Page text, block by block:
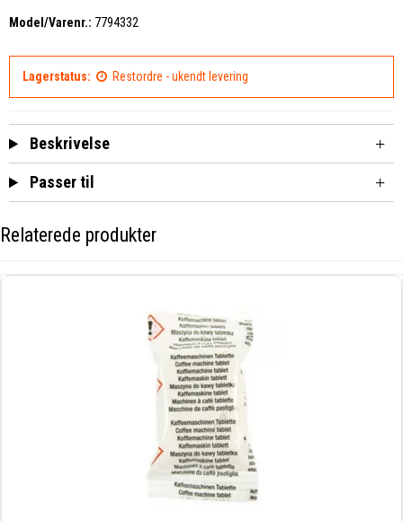
Model/Varenr.: 7794332
Lagerstatus: Restordre - ukendt levering
Beskrivelse
Passer til
Relaterede produkter